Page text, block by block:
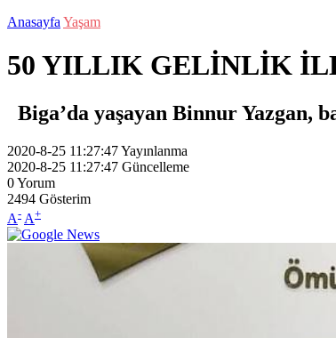
Anasayfa Yaşam
50 YILLIK GELİNLİK
Biga’da yaşayan Binnur Yazgan,
2020-8-25 11:27:47Yayınlanma
2020-8-25 11:27:47 Güncelleme
0Yorum
2494 Gösterim
A- A+